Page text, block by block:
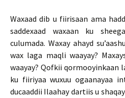
Waxaad dib u fiirisaan ama
saddexaad waxaan ku
culumada. Waxay ahayd
wax laga maqli waayay?
waayay? Qofkii qormooyinkaan
ku fiiriyaa wuxuu ogaanayaa
ducaaddii Ilaahay dartiis u